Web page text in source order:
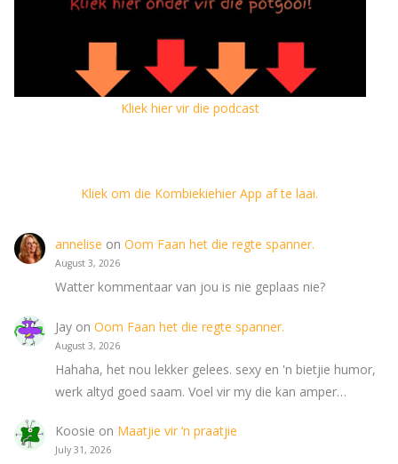
Kliek hier vir die podcast
Kliek om die Kombiekiehier App af te laai.
annelise on Oom Faan het die regte spanner.
August 3, 2026
Watter kommentaar van jou is nie geplaas nie?
Jayon Oom Faan het die regte spanner.
August 3, 2026
Hahaha, het nou lekker gelees. sexy en 'n bietjie humor,
werk altyd goed saam. Voel vir my die kan amper…
Koosie on Maatjie vir ‘n praatjie
July 31, 2026